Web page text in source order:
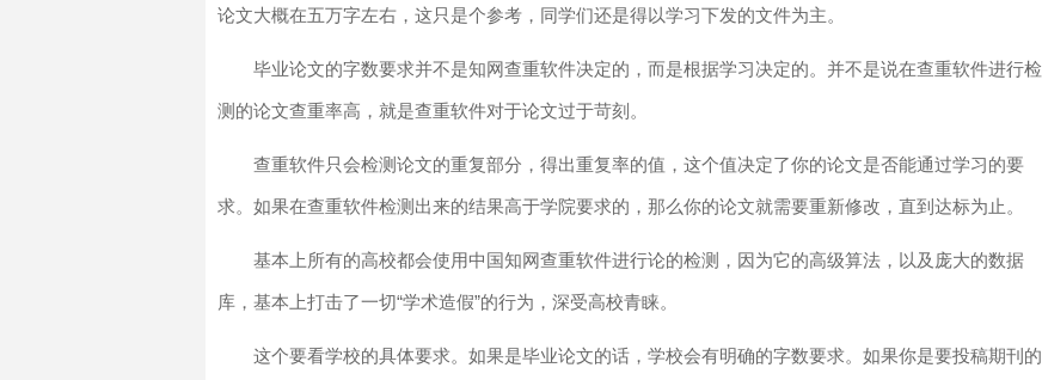
论文大概在五万字左右，这只是个参考，同学们还是得以学习下发的文件为主。
毕业论文的字数要求并不是知网查重软件决定的，而是根据学习决定的。并不是说在查重软件进行检
测的论文查重率高，就是查重软件对于论文过于苛刻。
查重软件只会检测论文的重复部分，得出重复率的值，这个值决定了你的论文是否能通过学习的要
求。如果在查重软件检测出来的结果高于学院要求的，那么你的论文就需要重新修改，直到达标为止。
基本上所有的高校都会使用中国知网查重软件进行论的检测，因为它的高级算法，以及庞大的数据
库，基本上打击了一切“学术造假”的行为，深受高校青睐。
这个要看学校的具体要求。如果是毕业论文的话，学校会有明确的字数要求。如果你是要投稿期刊的